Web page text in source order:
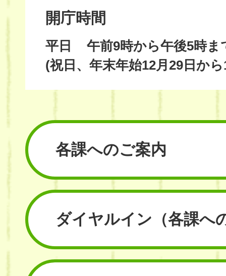
開庁時間
平日
午前9時から午後5時ま
(祝日、年末年始12月29日か
各課へのご案内
ダイヤルイン （各課へ